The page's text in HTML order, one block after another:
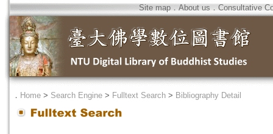
Site map．About us ． Consultative
． Home > Search Engine > Fulltext Search > Bibliography Detail